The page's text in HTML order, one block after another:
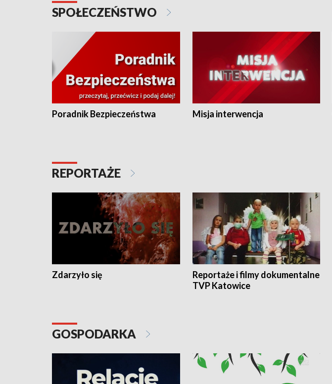
SPOŁECZEŃSTWO
Poradnik Bezpieczeństwa Misja interwencja
REPORTAŻE
Zdarzyło się
Reportaże i filmy dokumentalne
TVP Katowice
GOSPODARKA